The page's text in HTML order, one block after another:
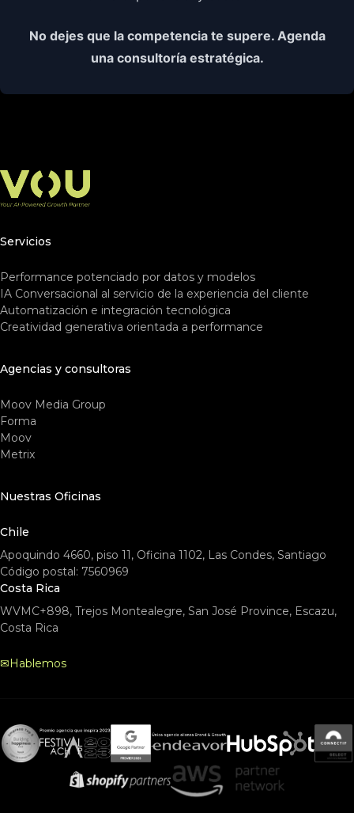
No dejes que la competencia te supere. Agenda
una consultoría estratégica.
Servicios
Performance potenciado por datos y modelos
IA Conversacional al servicio de la experiencia del cliente
Automatización e integración tecnológica
Creatividad generativa orientada a performance
Agencias y consultoras
Moov Media Group
Forma
Moov
Metrix
Nuestras Oficinas
Chile
Apoquindo 4660, piso 11, Oficina 1102, Las Condes, Santiago
Código postal: 7560969
Costa Rica
WVMC+898, Trejos Montealegre, San José Province, Escazu,
Costa Rica
✉Hablemos